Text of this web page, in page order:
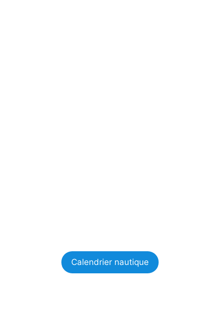
Calendrier nautique